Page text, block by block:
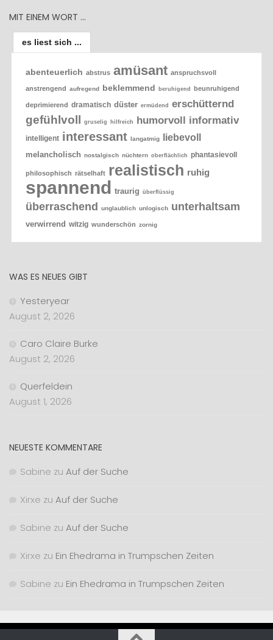
MIT EINEM WORT …
es liest sich ...
abenteuerlich abstrus amüsant anspruchsvoll
anstrengend aufregend beklemmend beruhigend beunruhigend
deprimierend dramatisch düster ermüdend erschütternd
gefühlvoll gruselig hilfreich humorvoll informativ
intelligent interessant langatmig liebevoll
melancholisch nostalgisch nüchtern oberflächlich phantasievoll
philosophisch rätselhaft realistisch ruhig
spannend traurig überflüssig
überraschend unglaublich unlogisch unterhaltsam
verwirrend witzig wunderschön zornig
WAS ES NEUES GIBT
Yesteryear
August 2, 2026
Caro Claire Burke
August 2, 2026
Querfeldein
August 1, 2026
NEUESTE KOMMENTARE
Sabine zu Auf der Suche
Xirxe zu Auf der Suche
Sabine zu Auf der Suche
Xirxe zu Ein Ehedrama in Trumpschen Zeiten
Sabine zu Ein Ehedrama in Trumpschen Zeiten